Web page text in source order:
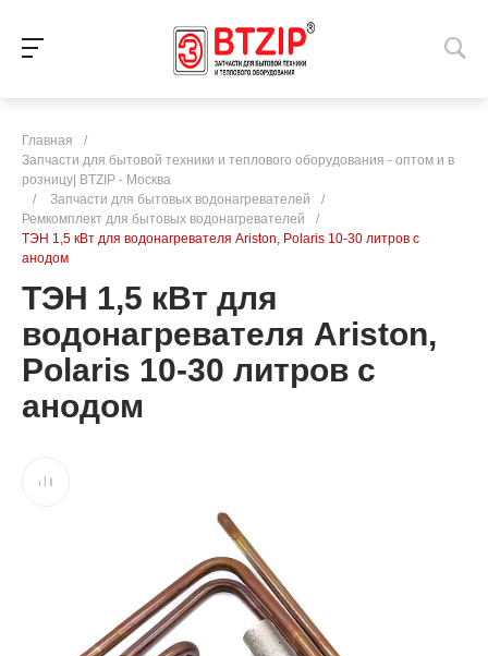
Главная
/
Запчасти для бытовой техники и теплового оборудования - оптом и в
розницу| BTZIP - Москва
/
Запчасти для бытовых водонагревателей
/
Ремкомплект для бытовых водонагревателей
/
ТЭН 1,5 кВт для водонагревателя Ariston, Polaris 10-30 литров с
анодом
ТЭН 1,5 кВт для
водонагревателя Ariston,
Polaris 10-30 литров с
анодом